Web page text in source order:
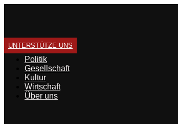
UNTERSTÜTZE UNS
Politik
Gesellschaft
Kultur
Wirtschaft
Über uns